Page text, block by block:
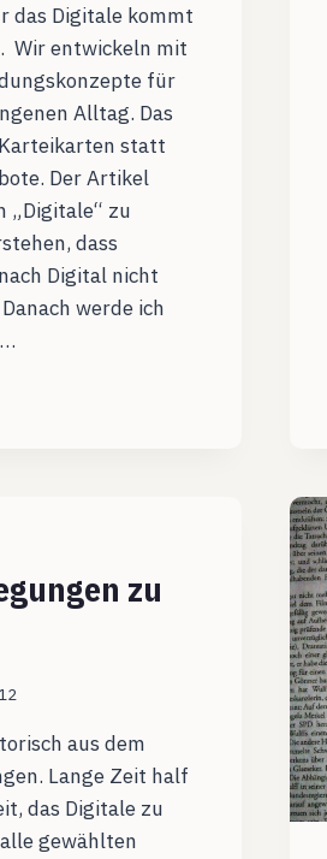
das Digitale kommt
Wir entwickeln mit
für
Alltag. Das
statt
Der Artikel
„Digitale“ zu
dass
Digital nicht
werde ich
zu
aus dem
Lange Zeit half
das Digitale zu
gewählten